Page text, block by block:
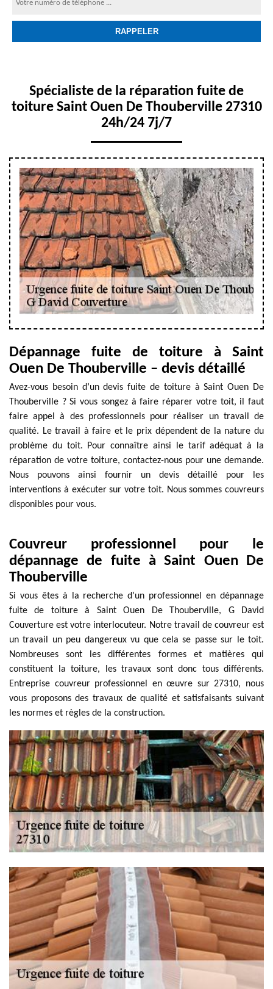
Spécialiste de la réparation fuite de
toiture Saint Ouen De Thouberville 27310
24h/24 7j/7
Dépannage fuite de toiture à Saint
Ouen De Thouberville – devis détaillé
Avez-vous besoin d’un devis fuite de toiture à Saint Ouen De
Thouberville ? Si vous songez à faire réparer votre toit, il faut
faire appel à des professionnels pour réaliser un travail de
qualité. Le travail à faire et le prix dépendent de la nature du
problème du toit. Pour connaître ainsi le tarif adéquat à la
réparation de votre toiture, contactez-nous pour une demande.
Nous pouvons ainsi fournir un devis détaillé pour les
interventions à exécuter sur votre toit. Nous sommes couvreurs
disponibles pour vous.
Couvreur professionnel pour le
dépannage de fuite à Saint Ouen De
Thouberville
Si vous êtes à la recherche d’un professionnel en dépannage
fuite de toiture à Saint Ouen De Thouberville, G David
Couverture est votre interlocuteur. Notre travail de couvreur est
un travail un peu dangereux vu que cela se passe sur le toit.
Nombreuses sont les différentes formes et matières qui
constituent la toiture, les travaux sont donc tous différents.
Entreprise couvreur professionnel en œuvre sur 27310, nous
vous proposons des travaux de qualité et satisfaisants suivant
les normes et règles de la construction.